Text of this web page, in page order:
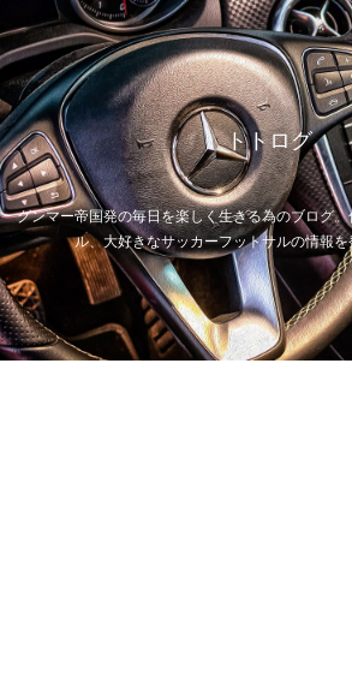
トトログ
グンマー帝国発の毎日を楽しく生きる為のブログ
ル、大好きなサッカーフットサルの情報を